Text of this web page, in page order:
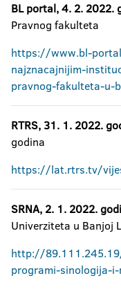
BL portal, 4. 2. 2022.
Pravnog fakulteta
https://www.bl-
najznacajnijim-
pravnog-fakulteta-u-
RTRS, 31. 1. 2022.
godina
https://lat.rtrs.tv/
SRNA, 2. 1. 2022.
Univerziteta u Banjoj
http://
programi-sinologija-